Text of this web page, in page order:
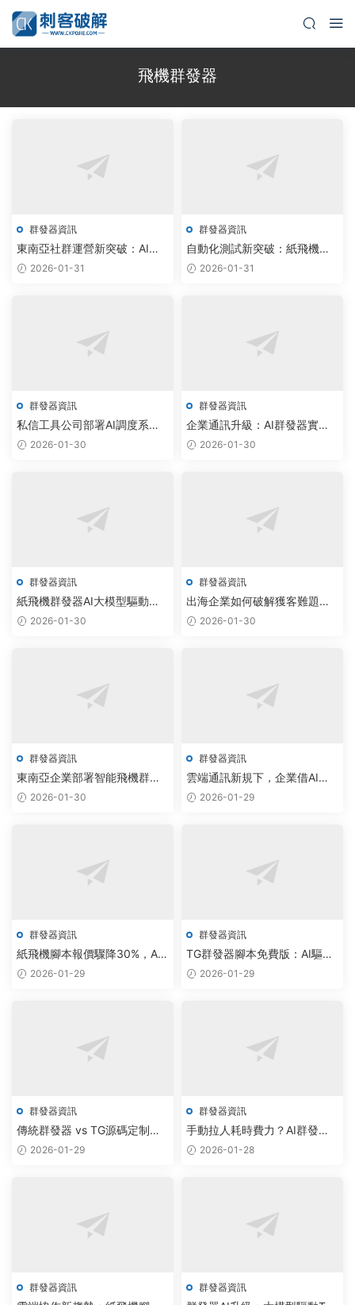
飛機群發器
群發器資訊
東南亞社群運營新突破：AI大
模型驅動紙飛機批量管理軟件
2026-01-31
群發器資訊
自動化測試新突破：紙飛機機
器人破解版集成AI群發，實現
2026-01-31
群發器資訊
私信工具公司部署AI調度系
統，Telegram協議機器人實現
2026-01-30
群發器資訊
企業通訊升級：AI群發器實現
Telegram自動化管理，成本降
2026-01-30
群發器資訊
紙飛機群發器AI大模型驅動，
實現私域運營自動化增長
2026-01-30
群發器資訊
出海企業如何破解獲客難題？
AI驅動飛機群發器實現精準觸
2026-01-30
群發器資訊
東南亞企業部署智能飛機群發
器，雲原生架構重塑社群管理
2026-01-30
群發器資訊
雲端通訊新規下，企業借AI群
發器實現Telegram私信自動化
2026-01-29
群發器資訊
紙飛機腳本報價驟降30%，AI
大模型驅動群發器實現智能調
2026-01-29
群發器資訊
TG群發器腳本免費版：AI驅動
批量私信，雲端協同效率提升
2026-01-29
群發器資訊
傳統群發器 vs TG源碼定制：
AI驅動飛機通信實現智能調度
2026-01-29
群發器資訊
手動拉人耗時費力？AI群發助
手實現紙飛機批量管理新突破
2026-01-28
群發器資訊 群發器資訊